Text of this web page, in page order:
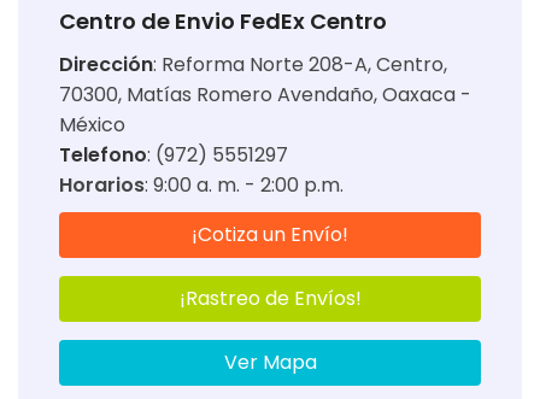
Centro de Envio FedEx Centro
Dirección: Reforma Norte 208-A, Centro,
70300, Matías Romero Avendaño, Oaxaca -
México
Telefono: (972) 5551297
Horarios: 9:00 a. m. - 2:00 p.m.
¡Cotiza un Envío!
¡Rastreo de Envíos!
Ver Mapa